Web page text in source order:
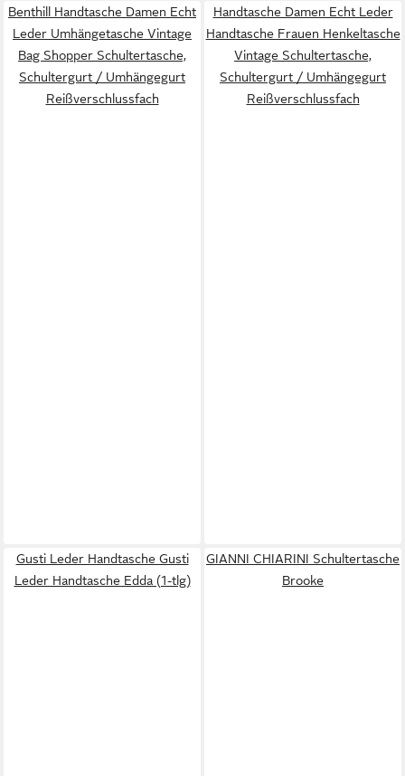
Benthill Handtasche Damen Echt
Leder Umhängetasche Vintage
Bag Shopper Schultertasche,
Schultergurt / Umhängegurt
Reißverschlussfach
Handtasche Damen Echt Leder
Handtasche Frauen Henkeltasche
Vintage Schultertasche,
Schultergurt / Umhängegurt
Reißverschlussfach
Gusti Leder Handtasche Gusti
Leder Handtasche Edda (1-tlg)
GIANNI CHIARINI Schultertasche
Brooke